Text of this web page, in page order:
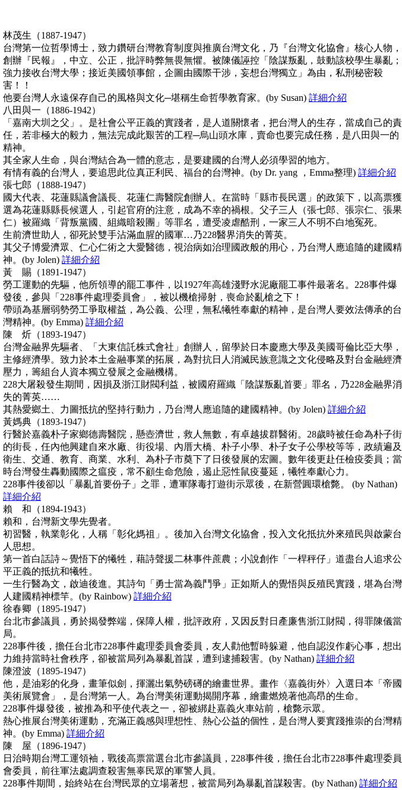
林茂生（1887-1947）
台灣第一位哲學博士，致力鑽研台灣教育制度與推廣台灣文化，乃『台灣文化協會』核心人物，
創辦『民報』，中立、公正，批評時弊無畏無懼。被陳儀誣控「陰謀叛亂，鼓動該校學生暴亂；
強力接收台灣大學；接近美國領事館，企圖由國際干涉，妄想台灣獨立」為由，私刑秘密殺
害！！
他要台灣人永遠保存自己的風格與文化─堪稱生命哲學教育家。(by Susan) 詳細介紹
八田與一（1886-1942）
「嘉南大圳之父」。是社會公平正義的實踐者，是人道關懷者，把台灣人的生存，當成自己的責
任，若非極大的毅力，無法完成此艱苦的工程─烏山頭水庫，賣命也要完成任務，是八田與一的
精神。
其全家人生命，與台灣結合為一體的意志，是要建國的台灣人必須學習的地方。
有情有義的台灣人，要追思此位真正利民、福台的台灣神。(by Dr. yang ，Emma整理) 詳細介紹
張七郎（1888-1947）
國大代表、花蓮縣議會議長、花蓮仁壽醫院創辦人。在當時「縣市長民選」的政策下，以高票獲
選為花蓮縣縣長候選人，引起官府的注意，成為不幸的禍根。父子三人（張七郎、張宗仁、張果
仁）被羅織「背叛黨國、組織暗殺團」等罪名，遭受凌虐酷刑，一家三人不明不白地冤死。
生前濟世助人，卻死於雙手沾滿血腥的國軍…乃228醫界消失的菁英。
其父子博愛濟眾、仁心仁術之大愛醫德，視治病如治理國政般的用心，乃台灣人應追隨的建國精
神。(by Jolen) 詳細介紹
黃 賜（1891-1947）
勞工運動的先驅，他所領導的罷工事件，以1927年高雄淺野水泥廠罷工事件最著名。228事件爆
發後，參與「228事件處理委員會」，被以機槍掃射，喪命於亂槍之下！
帶頭為基層弱勢勞工爭取權益，為公義、公理，無私犧牲奉獻的精神，是台灣人要效法傳承的台
灣精神。(by Emma) 詳細介紹
陳 炘（1893-1947）
台灣金融界先驅者、「大東信託株式會社」創辦人，留學於日本慶應大學及美國哥倫比亞大學，
主修經濟學。致力於本土金融事業的拓展，為對抗日人消滅民族意識之文化侵略及對台金融經濟
壓力，籌組台人資本獨立發展之金融機構。
228大屠殺發生期間，因損及浙江財閥利益，被國府羅織「陰謀叛亂首要」罪名，乃228金融界消
失的菁英……
其熱愛鄉土、力圖抵抗的堅持行動力，乃台灣人應追隨的建國精神。(by Jolen) 詳細介紹
黃媽典（1893-1947）
行醫於嘉義朴子家鄉德壽醫院，懸壺濟世，救人無數，有卓越拔群醫術。28歲時被任命為朴子街
的街長，任內他興建自來水廠、街役場、內厝大橋、朴子小學、朴子女子公學校等等，政績遍及
衛生、交通、教育、商業、水利、為朴子市奠下了日後發展的宏圖。數年後更赴任檢疫委員；當
時台灣發生轟動國際之瘟疫，常不顧生命危險，遏止惡性鼠疫蔓延，犧牲奉獻心力。
228事件後卻以「暴亂首要份子」之罪，遭軍隊毒打遊街示眾後，在新營圓環槍斃。 (by Nathan)
詳細介紹
賴 和（1894-1943）
賴和，台灣新文學先覺者。
初習醫，執業彰化，人稱「彰化媽祖」。後加入台灣文化協會，投入文化抵抗外來殖民與啟蒙台
人思想。
第一首白話詩～覺悟下的犧牲，藉詩聲援二林事件蔗農；小說創作「一桿秤仔」道盡台人追求公
平正義的抵抗和犧牲。
一生行醫為文，啟迪後進。其詩句「勇士當為義鬥爭」正如斯人的覺悟與反殖民實踐，堪為台灣
人建國精神標竿。(by Rainbow) 詳細介紹
徐春卿（1895-1947）
台北市參議員，勇於揭發弊端，保障人權，批評政府，又因反對日產廉售浙江財閥，得罪陳儀當
局。
228事件後，擔任台北市228事件處理委員會委員，友人勸他暫時躲避，他自認沒作虧心事，想出
力維持當時社會秩序，卻被當局列為暴亂首謀，遭到逮捕殺害。(by Nathan) 詳細介紹
陳澄波（1895-1947）
他，是油彩的化身，畫筆似劍，揮灑出氣勢磅礡的繪畫世界。畫作〈嘉義街外〉入選日本「帝國
美術展覽會」，是台灣第一人。為台灣美術運動揭開序幕，繪畫燃燒著他高昂的生命。
228事件爆發後，被推為和平使代表之一，卻被綁赴嘉義火車站前，槍斃示眾。
熱心推展台灣美術運動，充滿正義感與理想性、熱心公益的個性，是台灣人要實踐推崇的台灣精
神。(by Emma) 詳細介紹
陳 屋（1896-1947）
日治時期台灣工運領袖，戰後高票當選台北市參議員，228事件後，擔任台北市228事件處理委員
會委員，前往軍法處調查殺害無辜民眾的軍警人員。
228事件期間，始終站在台灣民眾的立場著想，被當局列為暴亂首謀殺害。(by Nathan) 詳細介紹